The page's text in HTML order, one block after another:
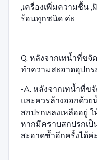
,เครื่องเพิ่มความชื้น
ร้อนทุกชนิด ค่ะ
Q. หลังจากเทน้ำที่ข
ทำความสะอาดอุปก
-A. หลังจากเทน้ำที่ข
และควรล้างออกด้ว
สกปรกหลงเหลืออยู่
หากมีคราบสกปรกเ
สะอาดซ้ำอีกครั้งได้ค่ะ